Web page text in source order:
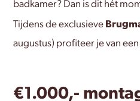
badkamer? Dan is dit hét
Tijdens de exclusieve
augustus) profiteer je van
€1.000,-